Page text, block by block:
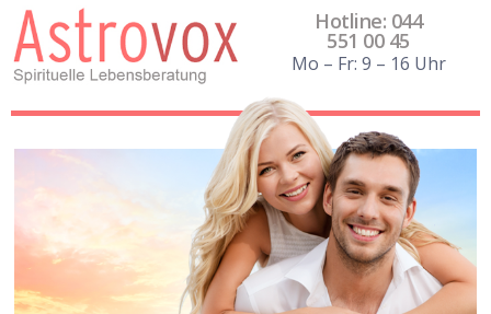
Hotline: 044
551 00 45
Mo – Fr: 9 – 16 Uhr